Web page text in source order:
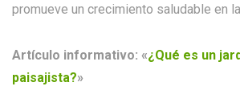
promueve un crecimiento saludable en
Artículo informativo: «¿Qué es un
paisajista?»